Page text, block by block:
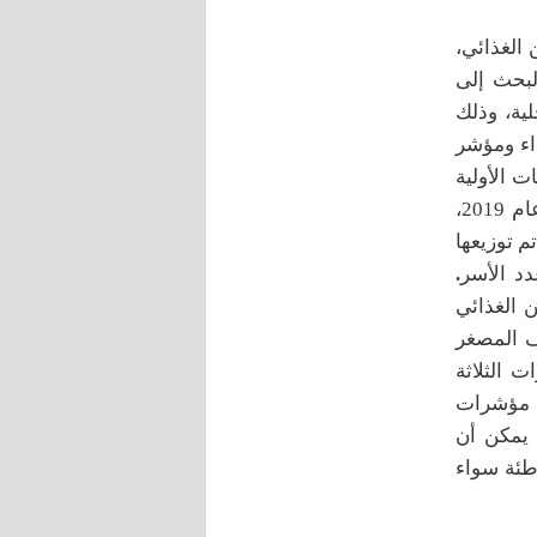
إلى
وذلك
ومؤشر
الأولية
الميدانية التي تم جمعها باستخدام استمارة استبيان خلال الربع الأخير من عام 2019،
من الأسر المزارعة بلغت 382 أسرة تم توزيعها
الأسر.
الغذائي
المصغر
الثلاثة
مؤشرات
يمكن أن
سواء